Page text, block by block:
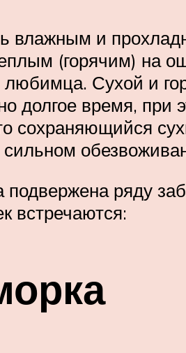
влажным и
(горячим) на
Сухой и
долгое время,
сохраняющийся
ряду
встречаются: